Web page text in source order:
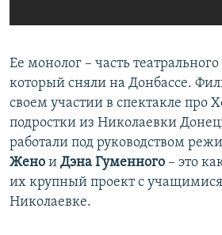
Ее монолог – часть
который сняли на Донбассе.
своем участии в спектакле про
подростки из Николаевки
работали под руководством
Жено и Дэна Гуменного – это
их крупный проект с
Николаевке.